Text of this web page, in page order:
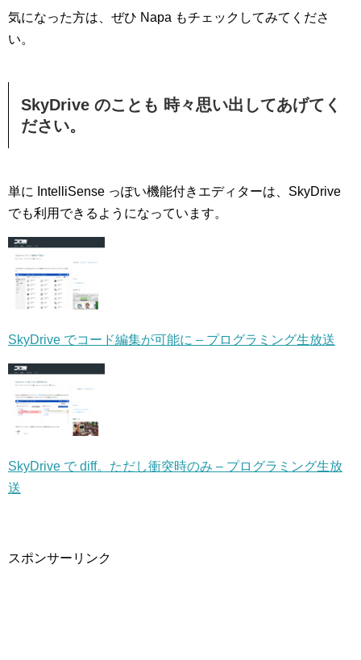
気になった方は、ぜひ Napa もチェックしてみてくださ
い。
SkyDrive のことも 時々思い出してあげてく
ださい。
単に IntelliSense っぽい機能付きエディターは、SkyDrive
でも利用できるようになっています。
SkyDrive でコード編集が可能に – プログラミング生放送
SkyDrive で diff。ただし衝突時のみ – プログラミング生放
送
スポンサーリンク